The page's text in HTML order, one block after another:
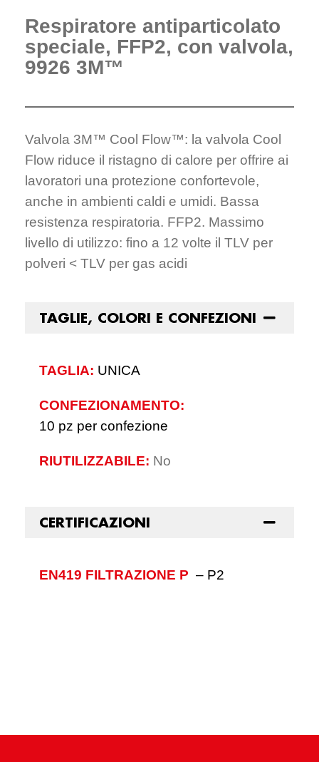
Respiratore antiparticolato
speciale, FFP2, con valvola,
9926 3M™
Valvola 3M™ Cool Flow™: la valvola Cool
Flow riduce il ristagno di calore per offrire ai
lavoratori una protezione confortevole,
anche in ambienti caldi e umidi. Bassa
resistenza respiratoria. FFP2. Massimo
livello di utilizzo: fino a 12 volte il TLV per
polveri < TLV per gas acidi
TAGLIE, COLORI E CONFEZIONI
TAGLIA: UNICA
CONFEZIONAMENTO:
10 pz per confezione
RIUTILIZZABILE: No
CERTIFICAZIONI
EN419 FILTRAZIONE P – P2